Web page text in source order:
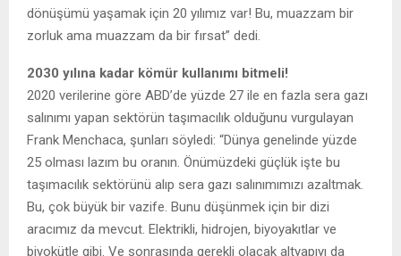
dönüşümü yaşamak için 20 yılımız var! Bu, muazzam bir
zorluk ama muazzam da bir fırsat” dedi.
2030 yılına kadar kömür kullanımı bitmeli!
2020 verilerine göre ABD’de yüzde 27 ile en fazla sera gazı
salınımı yapan sektörün taşımacılık olduğunu vurgulayan
Frank Menchaca, şunları söyledi: “Dünya genelinde yüzde
25 olması lazım bu oranın. Önümüzdeki güçlük işte bu
taşımacılık sektörünü alıp sera gazı salınımımızı azaltmak.
Bu, çok büyük bir vazife. Bunu düşünmek için bir dizi
aracımız da mevcut. Elektrikli, hidrojen, biyoyakıtlar ve
biyokütle gibi. Ve sonrasında gerekli olacak altyapıyı da